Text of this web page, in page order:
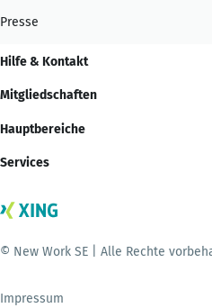
Presse
Hilfe & Kontakt
Mitgliedschaften
Hauptbereiche
Services
© New Work SE | Alle Rechte
Impressum